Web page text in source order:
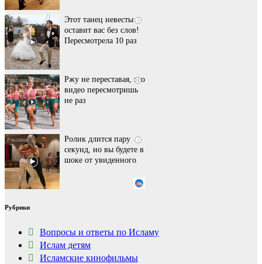
i
Этот танец невесты
оставит вас без слов!
Пересмотрела 10 раз
i
Ржу не переставая, это
видео пересмотришь
не раз
i
Ролик длится пару
секунд, но вы будете в
шоке от увиденного
i
Королева вагона
Рубрики
Вопросы и ответы по Исламу
Ислам детям
Исламские кинофильмы